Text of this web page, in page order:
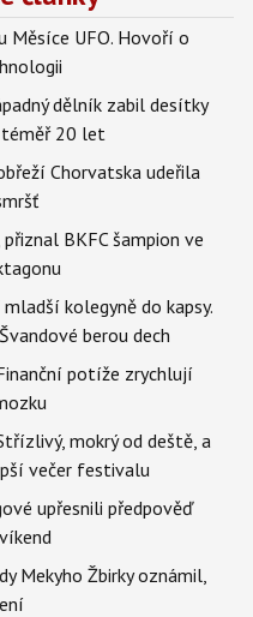
Měsíce UFO. Hovoří o
dělník zabil desítky
téměř 20 let
Chorvatska udeřila
BKFC šampion ve
kolegyně do kapsy.
berou dech
potíže zrychlují
mokrý od deště, a
večer festivalu
upřesnili předpověď
Mekyho Žbirky oznámil,